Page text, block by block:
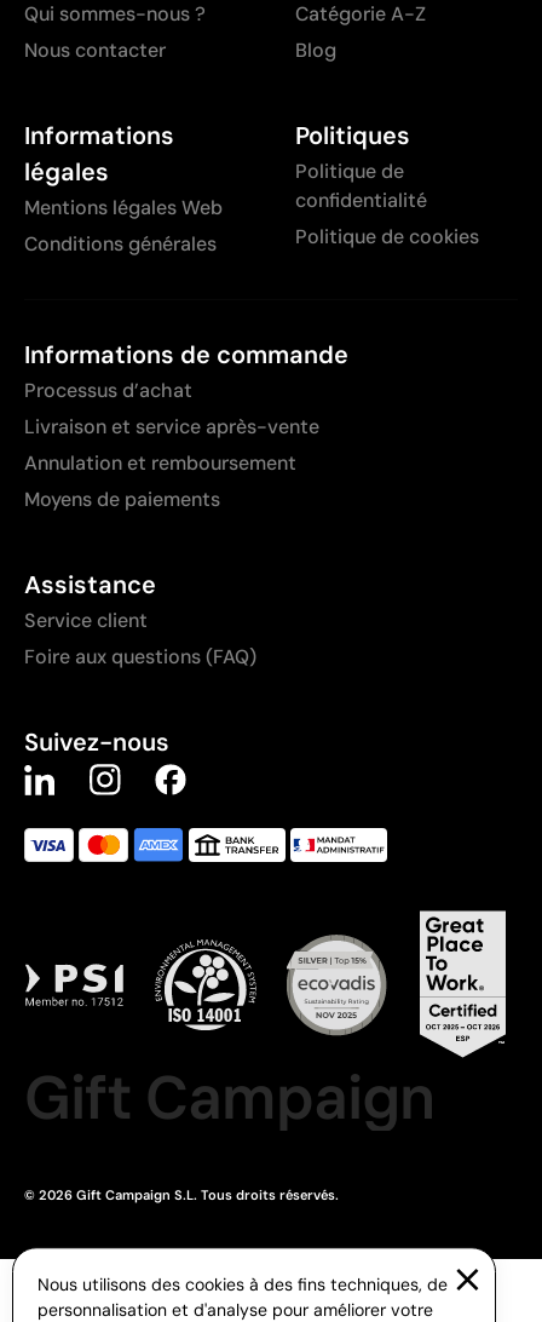
Qui sommes-nous ?
Nous contacter
Catégorie A-Z
Blog
Informations
légales
Mentions légales Web
Conditions générales
Politiques
Politique de
confidentialité
Politique de cookies
Informations de commande
Processus d’achat
Livraison et service après-vente
Annulation et remboursement
Moyens de paiements
Assistance
Service client
Foire aux questions (FAQ)
Suivez-nous
Gift Campaign
© 2026 Gift Campaign S.L. Tous droits réservés.
Nous utilisons des cookies à des fins techniques, de
personnalisation et d'analyse pour améliorer votre